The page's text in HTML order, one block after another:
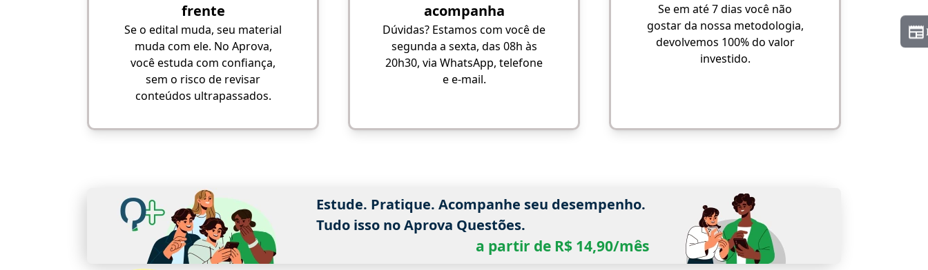
frente
Se o edital muda, seu material
muda com ele. No Aprova,
você estuda com confiança,
sem o risco de revisar
conteúdos ultrapassados.
acompanha
Dúvidas? Estamos com você de
segunda a sexta, das 08h às
20h30, via WhatsApp, telefone
e e-mail.
Se em até 7 dias você não
gostar da nossa metodologia,
devolvemos 100% do valor
investido.
Estude. Pratique. Acompanhe seu desempenho.
Tudo isso no Aprova Questões.
a partir de R$ 14,90/mês